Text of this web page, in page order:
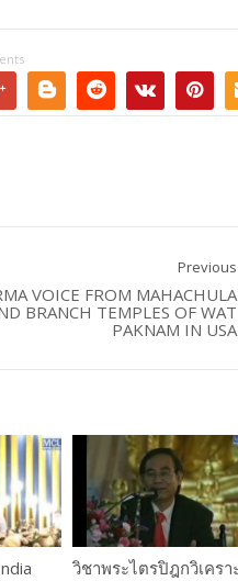
Previous
VOICE FROM MAHACHULA
BRANCH TEMPLES OF WAT
PAKNAM IN USA